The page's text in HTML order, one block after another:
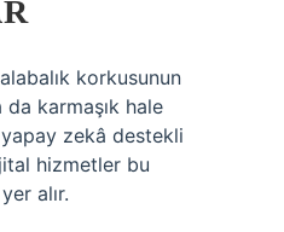
korkusunun
karmaşık hale
zekâ destekli
hizmetler bu
alır.